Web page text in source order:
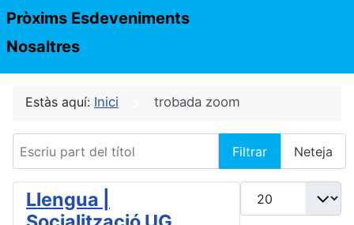
Pròxims Esdeveniments
Nosaltres
Estàs aquí: Inici trobada zoom
Escriu part del títol
Filtrar Neteja
Mostrar #
Llengua |